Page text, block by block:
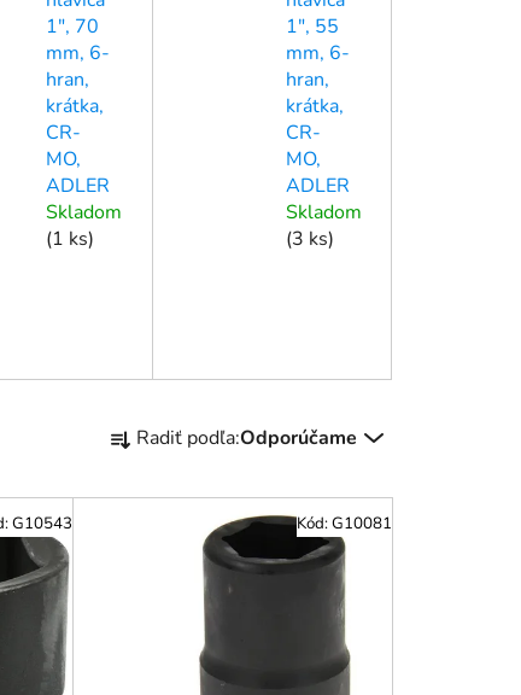
1", 70
mm, 6-
hran,
krátka,
CR-
MO,
ADLER
Skladom
(1 ks)
1", 55
mm, 6-
hran,
krátka,
CR-
MO,
ADLER
Skladom
(3 ks)
a Radiť podľa:Odporúčame
G10543 Kód:G10081